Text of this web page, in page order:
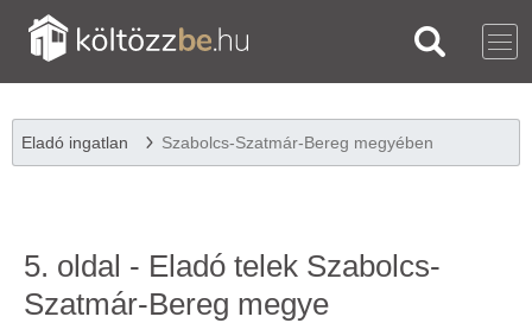
Eladó ingatlan Szabolcs-Szatmár-Bereg megyében
5. oldal - Eladó telek Szabolcs-
Szatmár-Bereg megye